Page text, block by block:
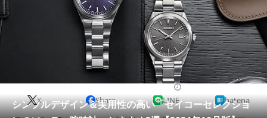
キッチン用品 ゲーム
スイーツ・お菓子
スマホ・携帯電話
ファッション
ペット 家電
シンプルデザイン＆実用性の高い「セイコーセレクショ
X Share LINE hatena